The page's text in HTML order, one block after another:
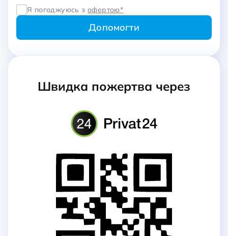
Я погоджуюсь зофертою*
Швидка пожертва через